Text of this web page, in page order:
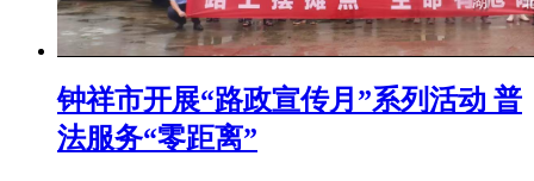
钟祥市开展“路政宣传月”系列活动 普
法服务“零距离”